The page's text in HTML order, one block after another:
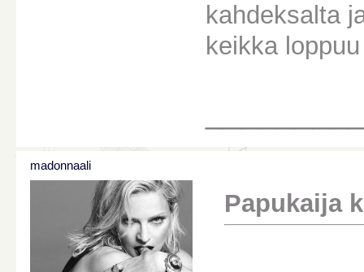
kahdeksalta
keikka
madonnaali
Papukaija